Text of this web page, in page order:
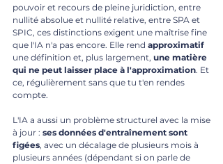
pouvoir et recours de pleine juridiction, entre
nullité absolue et nullité relative, entre SPA et
SPIC, ces distinctions exigent une maîtrise fine
que l'IA n'a pas encore. Elle rend approximatif
une définition et, plus largement, une matière
qui ne peut laisser place à l'approximation. Et
ce, régulièrement sans que tu t'en rendes
compte.
L'IA a aussi un problème structurel avec la mise
à jour : ses données d'entraînement sont
figées, avec un décalage de plusieurs mois à
plusieurs années (dépendant si on parle de